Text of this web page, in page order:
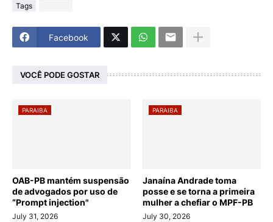
Tags
Facebook
VOCÊ PODE GOSTAR
PARAIBA
OAB-PB mantém suspensão
de advogados por uso de
“Prompt injection"
July 31, 2026
PARAIBA
Janaína Andrade toma
posse e se torna a primeira
mulher a chefiar o MPF-PB
July 30, 2026